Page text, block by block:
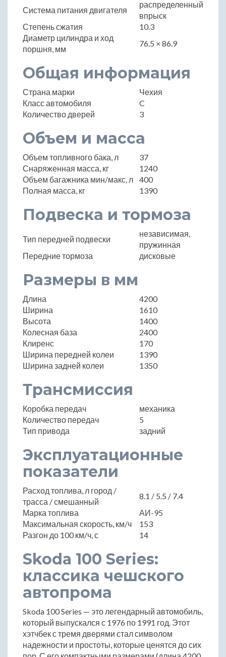
Система питания двигателя
распределенный
впрыск
Степень сжатия
10.3
Диаметр цилиндра и ход
поршня, мм
76.5 × 86.9
Общая информация
Страна марки
Чехия
Класс автомобиля
C
Количество дверей
3
Объем и масса
Объем топливного бака, л
37
Снаряженная масса, кг
1240
Объем багажника мин/макс, л
400
Полная масса, кг
1390
Подвеска и тормоза
Тип передней подвески
независимая,
пружинная
Передние тормоза
дисковые
Размеры в мм
Длина
4200
Ширина
1610
Высота
1400
Колесная база
2400
Клиренс
170
Ширина передней колеи
1390
Ширина задней колеи
1350
Трансмиссия
Коробка передач
механика
Количество передач
5
Тип привода
задний
Эксплуатационные
показатели
Расход топлива, л город /
трасса / смешанный
8.1 / 5.5 / 7.4
Марка топлива
АИ-95
Максимальная скорость, км/ч
153
Разгон до 100 км/ч, с
14
Skoda 100 Series:
классика чешского
автопрома
Skoda 100 Series — это легендарный автомобиль,
который выпускался с 1976 по 1991 год. Этот
хэтчбек с тремя дверями стал символом
надежности и простоты, которые ценятся до сих